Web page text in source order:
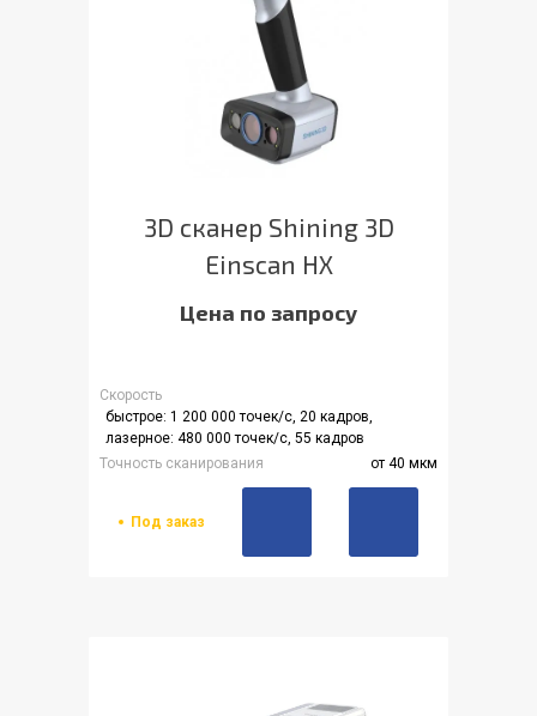
3D сканер Shining 3D
Einscan HX
Цена по запросу
Скорость
быстрое: 1 200 000 точек/с, 20 кадров,
лазерное: 480 000 точек/с, 55 кадров
Точность сканирования
от 40 мкм
Под заказ